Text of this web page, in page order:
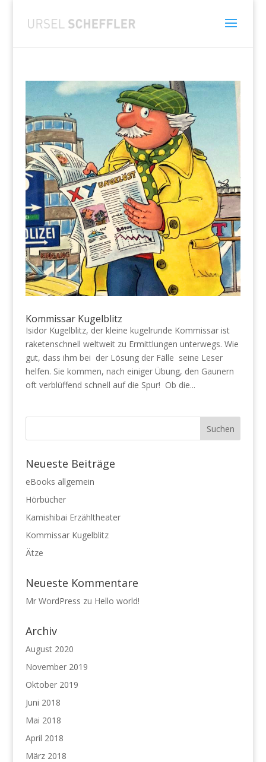
Kommissar Kugelblitz
Isidor Kugelblitz, der kleine kugelrunde Kommissar ist
raketenschnell weltweit zu Ermittlungen unterwegs. Wie
gut, dass ihm bei der Lösung der Fälle seine Leser
helfen. Sie kommen, nach einiger Übung, den Gaunern
oft verblüffend schnell auf die Spur! Ob die...
Neueste Beiträge
eBooks allgemein
Hörbücher
Kamishibai Erzähltheater
Kommissar Kugelblitz
Ätze
Neueste Kommentare
Mr WordPress zu Hello world!
Archiv
August 2020
November 2019
Oktober 2019
Juni 2018
Mai 2018
April 2018
März 2018